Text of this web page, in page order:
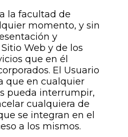
la facultad de
momento, y sin
y
Web y de los
que en él
El Usuario
que en cualquier
pueda interrumpir,
cualquiera de
se integran en el
a los mismos.